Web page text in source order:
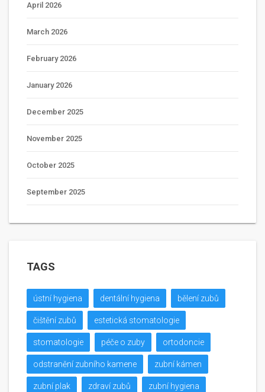
April 2026
March 2026
February 2026
January 2026
December 2025
November 2025
October 2025
September 2025
TAGS
ústní hygiena dentální hygiena bělení zubů
čištění zubů estetická stomatologie
stomatologie péče o zuby ortodoncie
odstranění zubního kamene zubní kámen
zubní plak zdraví zubů zubní hygiena